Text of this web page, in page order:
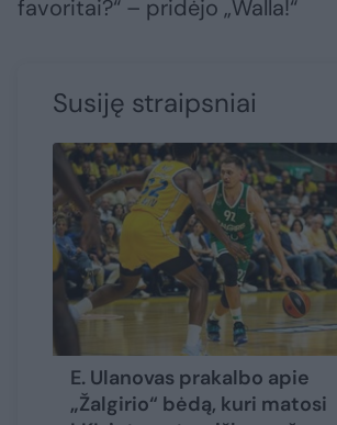
favoritai?“ – pridėjo „Walla!“
Susiję straipsniai
E. Ulanovas prakalbo apie
„Žalgirio“ bėdą, kuri matosi